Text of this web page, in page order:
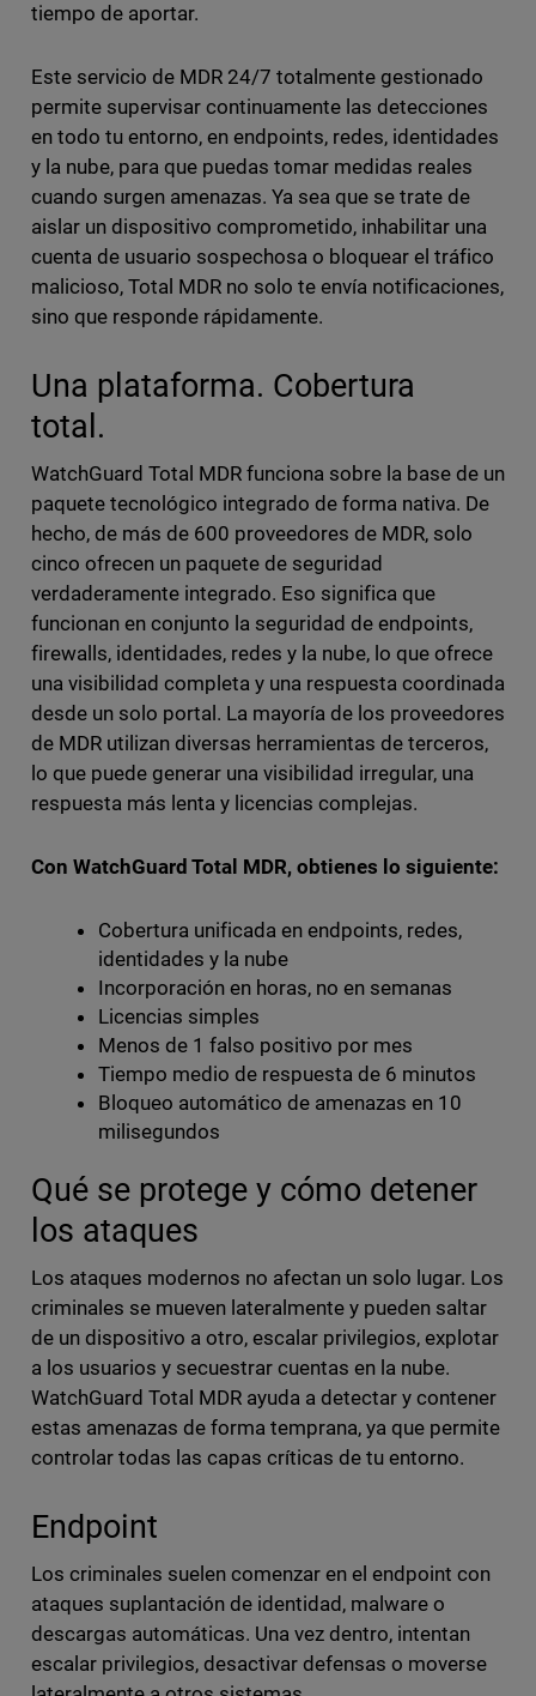
tiempo de aportar.
Este servicio de MDR 24/7 totalmente gestionado
permite supervisar continuamente las detecciones
en todo tu entorno, en endpoints, redes, identidades
y la nube, para que puedas tomar medidas reales
cuando surgen amenazas. Ya sea que se trate de
aislar un dispositivo comprometido, inhabilitar una
cuenta de usuario sospechosa o bloquear el tráfico
malicioso, Total MDR no solo te envía notificaciones,
sino que responde rápidamente.
Una plataforma. Cobertura
total.
WatchGuard Total MDR funciona sobre la base de un
paquete tecnológico integrado de forma nativa. De
hecho, de más de 600 proveedores de MDR, solo
cinco ofrecen un paquete de seguridad
verdaderamente integrado. Eso significa que
funcionan en conjunto la seguridad de endpoints,
firewalls, identidades, redes y la nube, lo que ofrece
una visibilidad completa y una respuesta coordinada
desde un solo portal. La mayoría de los proveedores
de MDR utilizan diversas herramientas de terceros,
lo que puede generar una visibilidad irregular, una
respuesta más lenta y licencias complejas.
Con WatchGuard Total MDR, obtienes lo siguiente:
Cobertura unificada en endpoints, redes,
identidades y la nube
Incorporación en horas, no en semanas
Licencias simples
Menos de 1 falso positivo por mes
Tiempo medio de respuesta de 6 minutos
Bloqueo automático de amenazas en 10
milisegundos
Qué se protege y cómo detener
los ataques
Los ataques modernos no afectan un solo lugar. Los
criminales se mueven lateralmente y pueden saltar
de un dispositivo a otro, escalar privilegios, explotar
a los usuarios y secuestrar cuentas en la nube.
WatchGuard Total MDR ayuda a detectar y contener
estas amenazas de forma temprana, ya que permite
controlar todas las capas críticas de tu entorno.
Endpoint
Los criminales suelen comenzar en el endpoint con
ataques suplantación de identidad, malware o
descargas automáticas. Una vez dentro, intentan
escalar privilegios, desactivar defensas o moverse